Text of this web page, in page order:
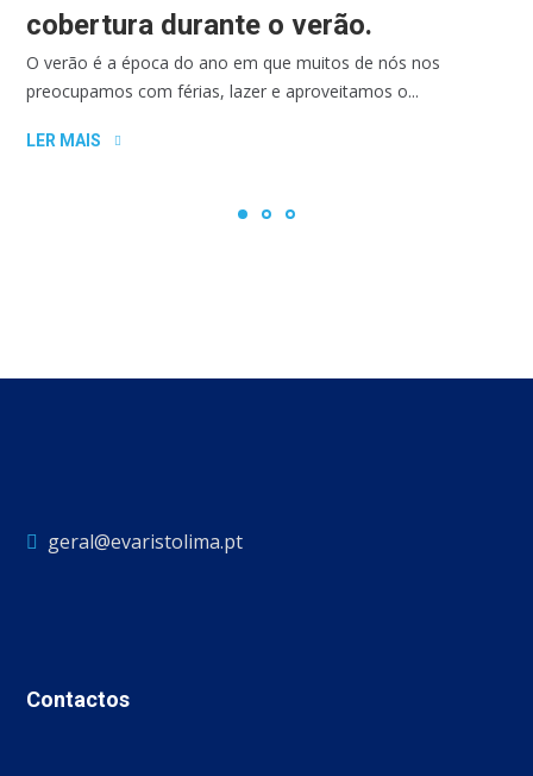
cobertura durante o verão.
O verão é a época do ano em que muitos de nós nos
preocupamos com férias, lazer e aproveitamos o...
LER MAIS
geral@evaristolima.pt
Contactos